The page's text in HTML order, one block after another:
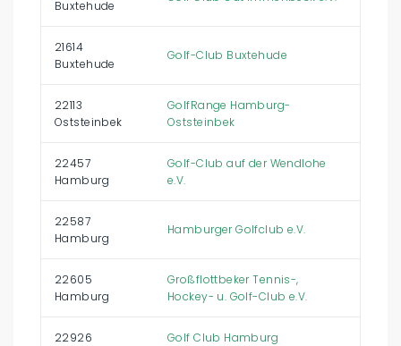
Buxtehude
21614
Buxtehude
Golf-Club Buxtehude
22113
Oststeinbek
GolfRange Hamburg-
Oststeinbek
22457
Hamburg
Golf-Club auf der Wendlohe
e.V.
22587
Hamburg
Hamburger Golfclub e.V.
22605
Hamburg
Großflottbeker Tennis-,
Hockey- u. Golf-Club e.V.
22926
Golf Club Hamburg